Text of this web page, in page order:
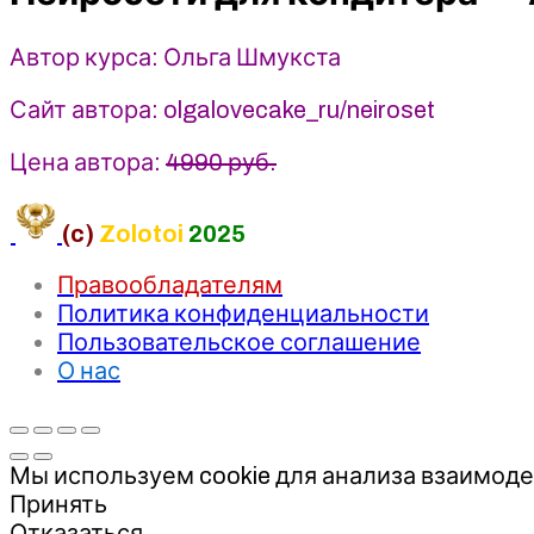
Ольга
Шмукста
Автор курса: Ольга Шмукста
Сайт автора: olgalovecake_ru/neiroset
Цена автора: 4990 руб.
(c) Zolotoi 2025
Правообладателям
Политика конфиденциальности
Пользовательское соглашение
О нас
Мы используем cookie для анализа
Принять